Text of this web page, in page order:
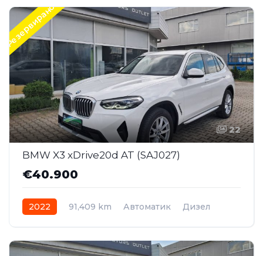
Резервирано
22
BMW X3 xDrive20d AT (SAJ027)
€40.900
2022 91,409 km Автоматик
Дизел